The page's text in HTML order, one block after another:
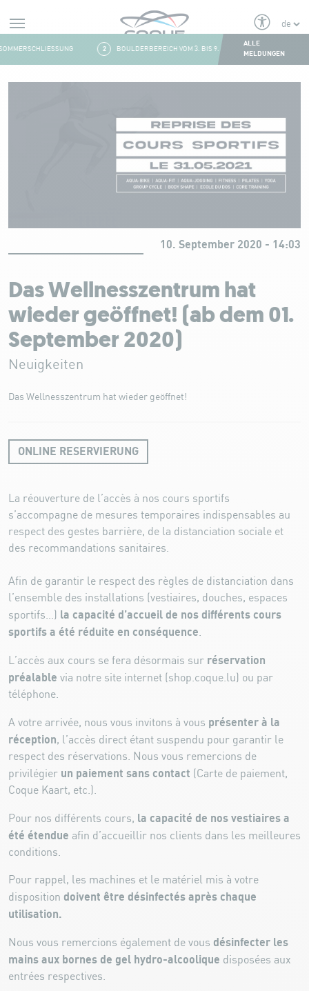
Aller au contenu
2 BOULDERBEREICH VOM 3. BIS 9. AUGUST GESCHLOSSEN
ALLE
MELDUNGEN
10. September 2020 - 14:03
Das Wellnesszentrum hat
wieder geöffnet! (ab dem 01.
September 2020)
Neuigkeiten
Das Wellnesszentrum hat wieder geöffnet!
ONLINE RESERVIERUNG
La réouverture de l’accès à nos cours sportifs
s’accompagne de mesures temporaires indispensables au
respect des gestes barrière, de la distanciation sociale et
des recommandations sanitaires.
Afin de garantir le respect des règles de distanciation dans
l’ensemble des installations (vestiaires, douches, espaces
sportifs…) la capacité d’accueil de nos différents cours
sportifs a été réduite en conséquence.
L’accès aux cours se fera désormais sur réservation
préalable via notre site internet (shop.coque.lu) ou par
téléphone.
A votre arrivée, nous vous invitons à vous présenter à la
réception, l’accès direct étant suspendu pour garantir le
respect des réservations. Nous vous remercions de
privilégier un paiement sans contact (Carte de paiement,
Coque Kaart, etc.).
Pour nos différents cours, la capacité de nos vestiaires a
été étendue afin d’accueillir nos clients dans les meilleures
conditions.
Pour rappel, les machines et le matériel mis à votre
disposition doivent être désinfectés après chaque
utilisation.
Nous vous remercions également de vous désinfecter les
mains aux bornes de gel hydro-alcoolique disposées aux
entrées respectives.